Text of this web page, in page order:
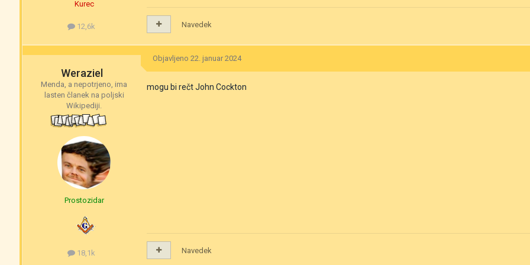
Kurec
12,6k Navedek
Weraziel
Menda, a nepotrjeno, ima
lasten članek na poljski
Wikipediji.
Prostozidar
18,1k
Objavljeno22. januar 2024
mogu bi rečt John Cockton
Navedek